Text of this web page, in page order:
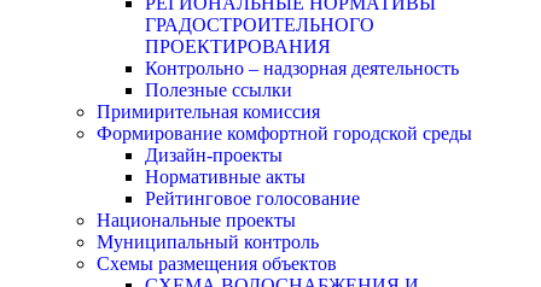
ГРАДОСТРОИТЕЛЬНОГО
ПРОЕКТИРОВАНИЯ
Контрольно – надзорная деятельность
Полезные ссылки
Примирительная комиссия
Формирование комфортной городской среды
Дизайн-проекты
Нормативные акты
Рейтинговое голосование
Национальные проекты
Муниципальный контроль
Схемы размещения объектов